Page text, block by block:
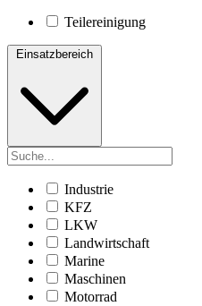
Teilereinigung
Einsatzbereich
Industrie
KFZ
LKW
Landwirtschaft
Marine
Maschinen
Motorrad